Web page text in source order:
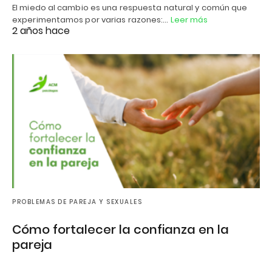
El miedo al cambio es una respuesta natural y común que
experimentamos por varias razones:… Leer más
2 años hace
PROBLEMAS DE PAREJA Y SEXUALES
Cómo fortalecer la confianza en la
pareja